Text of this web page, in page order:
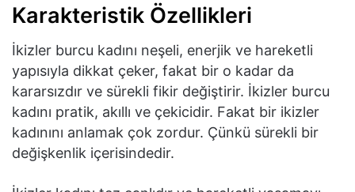
Karakteristik Özellikleri
İkizler burcu kadını neşeli, enerjik ve hareketli
yapısıyla dikkat çeker, fakat bir o kadar da
kararsızdır ve sürekli fikir değiştirir. İkizler burcu
kadını pratik, akıllı ve çekicidir. Fakat bir ikizler
kadınını anlamak çok zordur. Çünkü sürekli bir
değişkenlik içerisindedir.